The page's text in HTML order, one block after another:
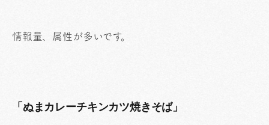
情報量、属性が多いです。
「ぬまカレーチキンカツ焼きそば」